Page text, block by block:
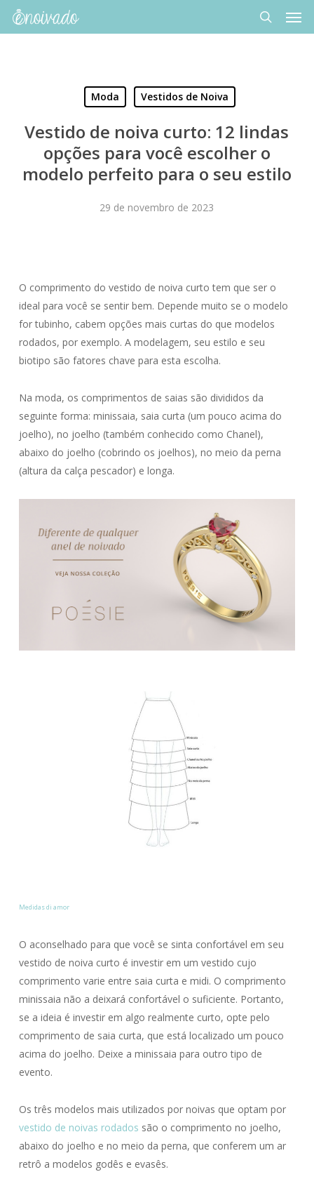
Skip
search
Moda Vestidos de Noiva
Vestido de noiva curto: 12 lindas
opções para você escolher o
modelo perfeito para o seu estilo
29 de novembro de 2023
O comprimento do vestido de noiva curto tem que ser o
ideal para você se sentir bem. Depende muito se o modelo
for tubinho, cabem opções mais curtas do que modelos
rodados, por exemplo. A modelagem, seu estilo e seu
biotipo são fatores chave para esta escolha.
Na moda, os comprimentos de saias são divididos da
seguinte forma: minissaia, saia curta (um pouco acima do
joelho), no joelho (também conhecido como Chanel),
abaixo do joelho (cobrindo os joelhos), no meio da perna
(altura da calça pescador) e longa.
Medidas di amor
O aconselhado para que você se sinta confortável em seu
vestido de noiva curto é investir em um vestido cujo
comprimento varie entre saia curta e midi. O comprimento
minissaia não a deixará confortável o suficiente. Portanto,
se a ideia é investir em algo realmente curto, opte pelo
comprimento de saia curta, que está localizado um pouco
acima do joelho. Deixe a minissaia para outro tipo de
evento.
Os três modelos mais utilizados por noivas que optam por
vestido de noivas rodados são o comprimento no joelho,
abaixo do joelho e no meio da perna, que conferem um ar
retrô a modelos godês e evasês.